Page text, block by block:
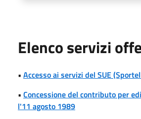
Elenco servizi
• Accesso ai servizi del SUE
• Concessione del contributo per
l'11 agosto 1989